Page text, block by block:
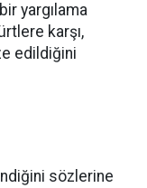
yargılama
karşı,
edildiğini
sözlerine